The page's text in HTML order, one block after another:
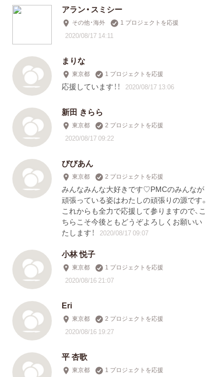
アラン・スミシー
その他・海外 1 プロジェクトを応援
2020/08/17 14:11
まりな
東京都 1 プロジェクトを応援
応援しています！！ 2020/08/17 13:06
新田 きらら
東京都 2 プロジェクトを応援
2020/08/17 09:22
びびあん
東京都 2 プロジェクトを応援
みんなみんな大好きです♡PMCのみんなが
頑張っている姿はわたしの頑張りの源です。
これからも全力で応援して参りますので、こ
ちらこそ今後ともどうぞよろしくお願いい
たします！
2020/08/17 09:07
小林 悦子
東京都 1 プロジェクトを応援
2020/08/16 21:07
Eri
東京都 2 プロジェクトを応援
2020/08/16 19:27
平 杏歌
東京都 1 プロジェクトを応援